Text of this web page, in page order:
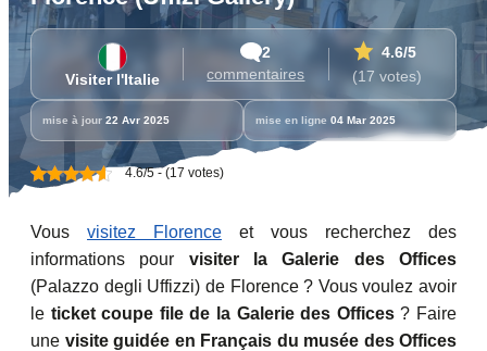
Visiter l'Italie
2
commentaires
4.6/5
(17 votes)
mise à jour 22 Avr 2025 mise en ligne 04 Mar 2025
4.6/5 - (17 votes)
Vous visitez Florence et vous recherchez des
informations pour visiter la Galerie des Offices
(Palazzo degli Uffizzi) de Florence ? Vous voulez avoir
le ticket coupe file de la Galerie des Offices? Faire
une visite guidée en Français du musée des Offices